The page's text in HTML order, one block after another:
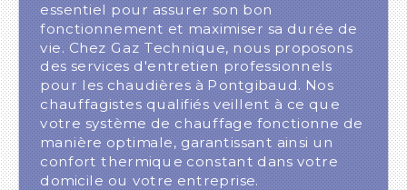
essentiel pour assurer son bon
fonctionnement et maximiser sa durée de
vie. Chez Gaz Technique, nous proposons
des services d'entretien professionnels
pour les chaudières à Pontgibaud. Nos
chauffagistes qualifiés veillent à ce que
votre système de chauffage fonctionne de
manière optimale, garantissant ainsi un
confort thermique constant dans votre
domicile ou votre entreprise.